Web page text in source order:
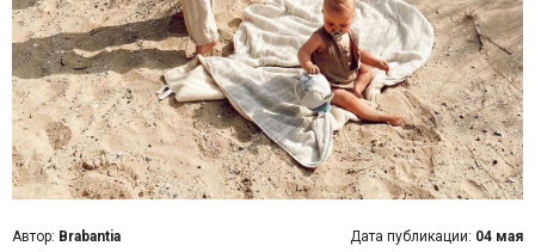
Автор: Brabantia Дата публикации: 04 мая